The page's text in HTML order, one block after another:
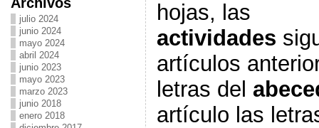
julio 2024
junio 2024
mayo 2024
abril 2024
junio 2023
mayo 2023
marzo 2023
junio 2018
enero 2018
hojas, las
actividades
artículos
letras del
artículo las